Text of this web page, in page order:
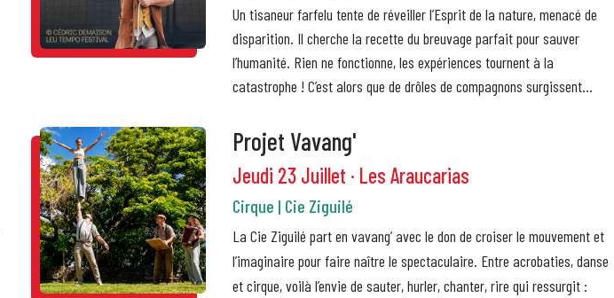
Un tisaneur farfelu tente de réveiller l’Esprit de la nature, menacé de
disparition. Il cherche la recette du breuvage parfait pour sauver
l’humanité. Rien ne fonctionne, les expériences tournent à la
catastrophe ! C’est alors que de drôles de compagnons surgissent...
Projet Vavang'
Jeudi 23 Juillet · Les Araucarias
Cirque | Cie Ziguilé
La Cie Ziguilé part en vavang’ avec le don de croiser le mouvement et
l’imaginaire pour faire naître le spectaculaire. Entre acrobaties, danse
et cirque, voilà l’envie de sauter, hurler, chanter, rire qui ressurgit :